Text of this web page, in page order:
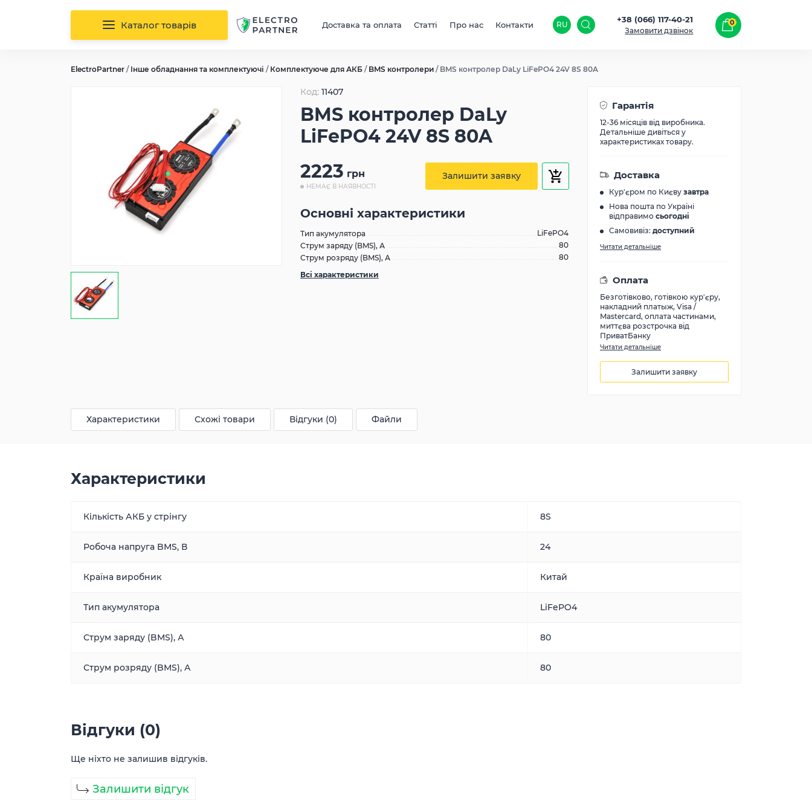
Каталог товарів Доставка та оплата Статті Про нас Контакти RU
+38 (066) 117-40-21
Замовити дзвінок
0
ElectroPartner / Інше обладнання та комплектуючі / Комплектуюче для АКБ / BMS контролери / BMS контролер DaLy LiFePO4 24V 8S 80A
Код: 11407
BMS контролер DaLy
LiFePO4 24V 8S 80A
2223 грн
НЕМАЄ В НАЯВНОСТІ
Залишити заявку
Основні характеристики
Тип акумулятора
LiFePO4
Струм заряду (BMS), А
80
Струм розряду (BMS), А
80
Всі характеристики
Гарантія
12-36 місяців від виробника.
Детальніше дивіться у
характеристиках товару.
Доставка
Кур'єром по Києву завтра
Нова пошта по Україні
відправимо сьогодні
Самовивіз: доступний
Читати детальніше
Оплата
Безготівково, готівкою кур'єру,
накладний платыж, Visa /
Mastercard, оплата частинами,
миттєва розстрочка від
ПриватБанку
Читати детальніше
Залишити заявку
Характеристики Схожі товари Відгуки (0) Файли
Характеристики
Кількість АКБ у стрінгу 8S
Робоча напруга BMS, В 24
Країна виробник Китай
Тип акумулятора LiFePO4
Струм заряду (BMS), А 80
Струм розряду (BMS), А 80
Відгуки (0)
Ще ніхто не залишив відгуків.
Залишити відгук